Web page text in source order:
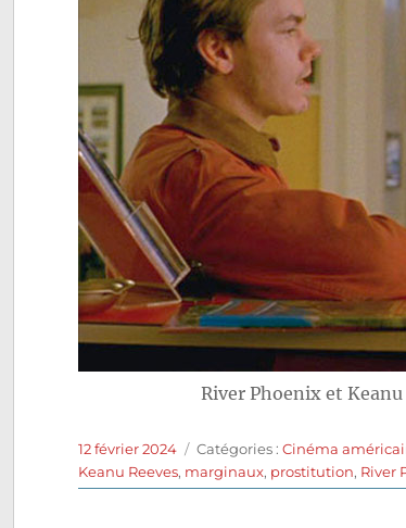
River Phoenix et
Publié
le
12 février 2024 Catégories
Catégories :Cinéma
Keanu Reeves, marginaux, prostitution, River